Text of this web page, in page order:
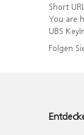
Short
You are
UBS
Folgen